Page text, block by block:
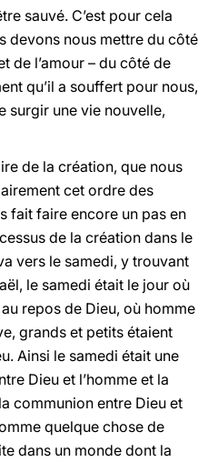
sauvé. C’est pour cela
devons nous mettre du côté
de l’amour – du côté de
qu’il a souffert pour nous,
surgir une vie nouvelle,
de la création, que nous
cet ordre des
fait faire encore un pas en
de la création dans le
vers le samedi, y trouvant
le samedi était le jour où
repos de Dieu, où homme
grands et petits étaient
Ainsi le samedi était une
Dieu et l’homme et la
communion entre Dieu et
quelque chose de
dans un monde dont la